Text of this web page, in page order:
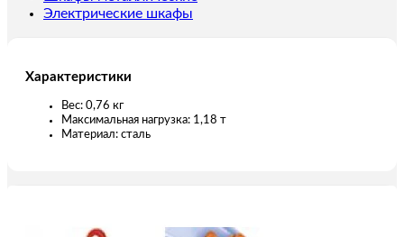
Электрические шкафы
Характеристики
Вес: 0,76 кг
Максимальная нагрузка: 1,18 т
Материал: сталь